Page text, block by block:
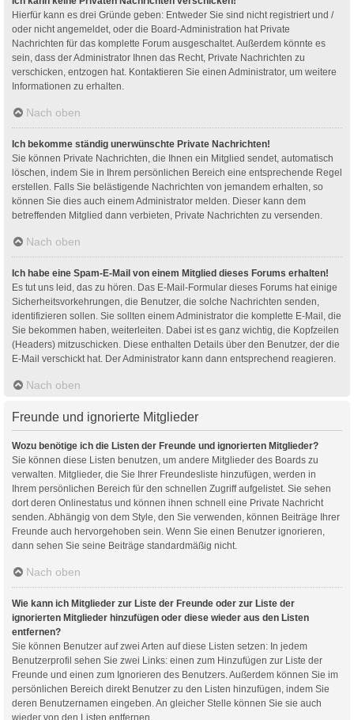
Hierfür kann es drei Gründe geben: Entweder Sie sind nicht registriert und /
oder nicht angemeldet, oder die Board-Administration hat Private
Nachrichten für das komplette Forum ausgeschaltet. Außerdem könnte es
sein, dass der Administrator Ihnen das Recht, Private Nachrichten zu
verschicken, entzogen hat. Kontaktieren Sie einen Administrator, um weitere
Informationen zu erhalten.
Nach oben
Ich bekomme ständig unerwünschte Private Nachrichten!
Sie können Private Nachrichten, die Ihnen ein Mitglied sendet, automatisch
löschen, indem Sie in Ihrem persönlichen Bereich eine entsprechende Regel
erstellen. Falls Sie belästigende Nachrichten von jemandem erhalten, so
können Sie dies auch einem Administrator melden. Dieser kann dem
betreffenden Mitglied dann verbieten, Private Nachrichten zu versenden.
Nach oben
Ich habe eine Spam-E-Mail von einem Mitglied dieses Forums erhalten!
Es tut uns leid, das zu hören. Das E-Mail-Formular dieses Forums hat einige
Sicherheitsvorkehrungen, die Benutzer, die solche Nachrichten senden,
identifizieren sollen. Sie sollten einem Administrator die komplette E-Mail, die
Sie bekommen haben, weiterleiten. Dabei ist es ganz wichtig, die Kopfzeilen
(Headers) mitzuschicken. Diese enthalten Details über den Benutzer, der die
E-Mail verschickt hat. Der Administrator kann dann entsprechend reagieren.
Nach oben
Freunde und ignorierte Mitglieder
Wozu benötige ich die Listen der Freunde und ignorierten Mitglieder?
Sie können diese Listen benutzen, um andere Mitglieder des Boards zu
verwalten. Mitglieder, die Sie Ihrer Freundesliste hinzufügen, werden in
Ihrem persönlichen Bereich für den schnellen Zugriff aufgelistet. Sie sehen
dort deren Onlinestatus und können ihnen schnell eine Private Nachricht
senden. Abhängig von dem Style, den Sie verwenden, können Beiträge Ihrer
Freunde auch hervorgehoben sein. Wenn Sie einen Benutzer ignorieren,
dann sehen Sie seine Beiträge standardmäßig nicht.
Nach oben
Wie kann ich Mitglieder zur Liste der Freunde oder zur Liste der
ignorierten Mitglieder hinzufügen oder diese wieder aus den Listen
entfernen?
Sie können Benutzer auf zwei Arten auf diese Listen setzen: In jedem
Benutzerprofil sehen Sie zwei Links: einen zum Hinzufügen zur Liste der
Freunde und einen zum Ignorieren des Benutzers. Außerdem können Sie im
persönlichen Bereich direkt Benutzer zu den Listen hinzufügen, indem Sie
deren Benutzernamen eingeben. An gleicher Stelle können Sie sie auch
wieder von den Listen entfernen.